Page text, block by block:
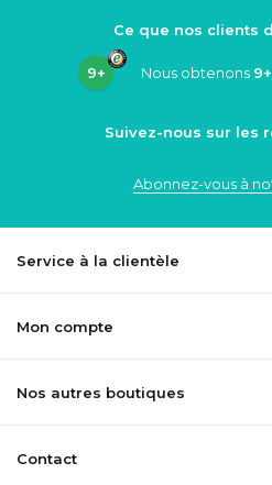
Ce que nos clients
9+ Nous obtenons 9+
Suivez-nous sur les
Abonnez-vous à
Service à la clientèle
Mon compte
Nos autres boutiques
Contact